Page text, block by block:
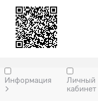
Информация
Личный
кабинет